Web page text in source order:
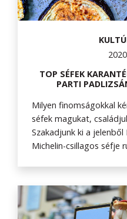
TOP SÉFEK
PARTI
Milyen finomságokkal
séfek magukat,
Szakadjunk ki a
Michelin-csillagos séfje